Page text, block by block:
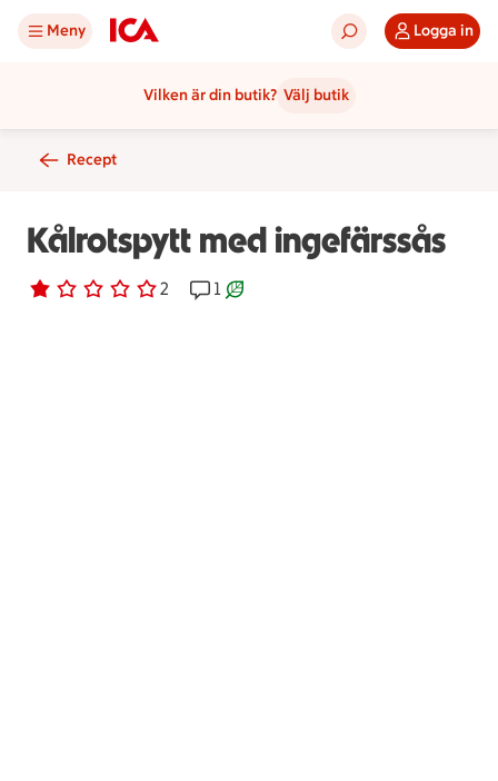
Meny Logga in
Vilken är din butik? Välj butik
Recept
Kålrotspytt med ingefärssås
Betyg 1 av 5. 2
2 personer har röstatReceptet har 1 kommentarer
1 Receptet är ett klimartsmart val.